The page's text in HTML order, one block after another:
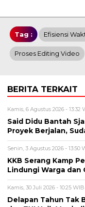
Tag : Efisiensi
Proses Editing Video
BERITA TERKAIT
Kamis, 6 Agustus 2026 - 13:32
Said Didu Bantah
Proyek Berjalan,
Senin, 3 Agustus 2026 - 13:50
KKB Serang Kamp
Lindungi Warga dan
Kamis, 30 Juli 2026 - 10:25 WIB
Delapan Tahun Tak